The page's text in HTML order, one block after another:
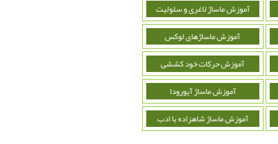
آموزش ماساژ لاغری و سلولیت
آموزش ماساژهای لوکس
آموزش حرکات خود کششی
آموزش ماساژ آیورودا
آموزش ماساژ شاهزاده با ادب